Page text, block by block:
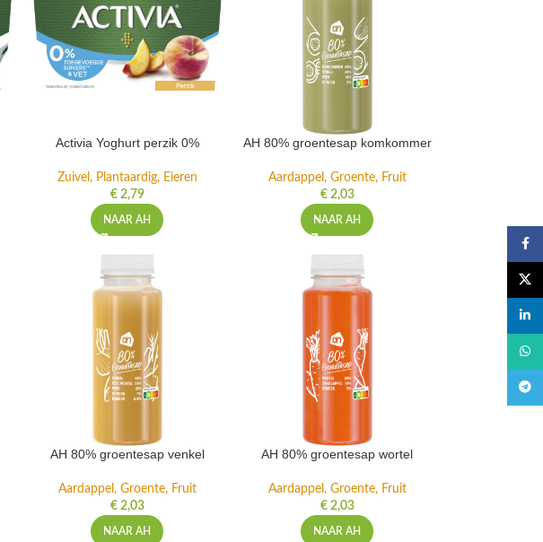
Activia Yoghurt perzik 0%
Zuivel, Plantaardig, Eieren
€2,79
NAAR AH
AH 80% groentesap komkommer
Aardappel, Groente, Fruit
€2,03
NAAR AH
AH 80% groentesap venkel
Aardappel, Groente, Fruit
€2,03
NAAR AH
AH 80% groentesap wortel
Aardappel, Groente, Fruit
€2,03
NAAR AH